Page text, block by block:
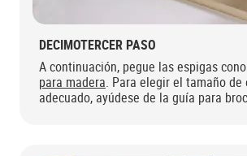
DECIMOTERCER PASO
A continuación, pegue las espigas cono
para madera. Para elegir el tamaño de
adecuado, ayúdese de la guía para